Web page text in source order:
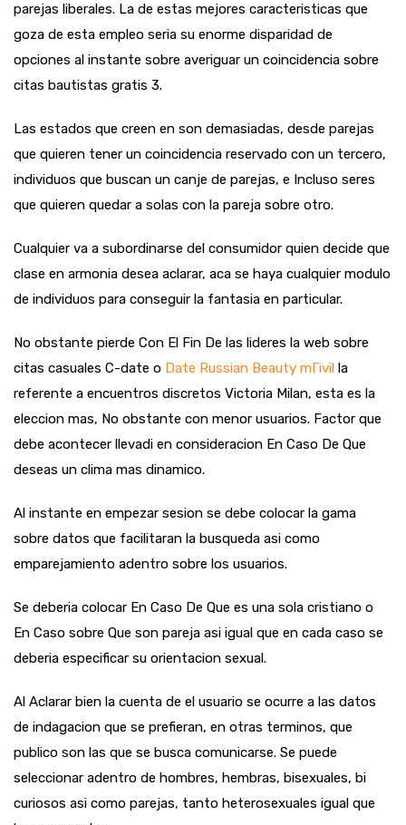
parejas liberales. La de estas mejores caracteristicas que
goza de esta empleo seria su enorme disparidad de
opciones al instante sobre averiguar un coincidencia sobre
citas bautistas gratis 3.
Las estados que creen en son demasiadas, desde parejas
que quieren tener un coincidencia reservado con un tercero,
individuos que buscan un canje de parejas, e Incluso seres
que quieren quedar a solas con la pareja sobre otro.
Cualquier va a subordinarse del consumidor quien decide que
clase en armonia desea aclarar, aca se haya cualquier modulo
de individuos para conseguir la fantasia en particular.
No obstante pierde Con El Fin De las lideres la web sobre
citas casuales C-date o Date Russian Beauty mГіvil la
referente a encuentros discretos Victoria Milan, esta es la
eleccion mas, No obstante con menor usuarios. Factor que
debe acontecer llevadi en consideracion En Caso De Que
deseas un clima mas dinamico.
Al instante en empezar sesion se debe colocar la gama
sobre datos que facilitaran la busqueda asi­ como
emparejamiento adentro sobre los usuarios.
Se deberia colocar En Caso De Que es una sola cristiano o
En Caso sobre Que son pareja asi igual que en cada caso se
deberia especificar su orientacion sexual.
Al Aclarar bien la cuenta de el usuario se ocurre a las datos
de indagacion que se prefieran, en otras terminos, que
publico son las que se busca comunicarse. Se puede
seleccionar adentro de hombres, hembras, bisexuales, bi
curiosos asi como parejas, tanto heterosexuales igual que